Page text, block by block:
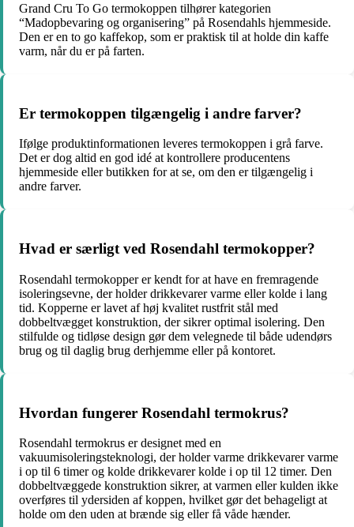
Grand Cru To Go termokoppen tilhører kategorien
“Madopbevaring og organisering” på Rosendahls hjemmeside.
Den er en to go kaffekop, som er praktisk til at holde din kaffe
varm, når du er på farten.
Er termokoppen tilgængelig i andre farver?
Ifølge produktinformationen leveres termokoppen i grå farve.
Det er dog altid en god idé at kontrollere producentens
hjemmeside eller butikken for at se, om den er tilgængelig i
andre farver.
Hvad er særligt ved Rosendahl termokopper?
Rosendahl termokopper er kendt for at have en fremragende
isoleringsevne, der holder drikkevarer varme eller kolde i lang
tid. Kopperne er lavet af høj kvalitet rustfrit stål med
dobbeltvægget konstruktion, der sikrer optimal isolering. Den
stilfulde og tidløse design gør dem velegnede til både udendørs
brug og til daglig brug derhjemme eller på kontoret.
Hvordan fungerer Rosendahl termokrus?
Rosendahl termokrus er designet med en
vakuumisoleringsteknologi, der holder varme drikkevarer varme
i op til 6 timer og kolde drikkevarer kolde i op til 12 timer. Den
dobbeltvæggede konstruktion sikrer, at varmen eller kulden ikke
overføres til ydersiden af koppen, hvilket gør det behageligt at
holde om den uden at brænde sig eller få våde hænder.